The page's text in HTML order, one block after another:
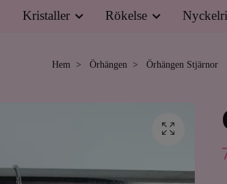
Kristaller Rökelse
Hem Örhängen Örhängen Stjärnor